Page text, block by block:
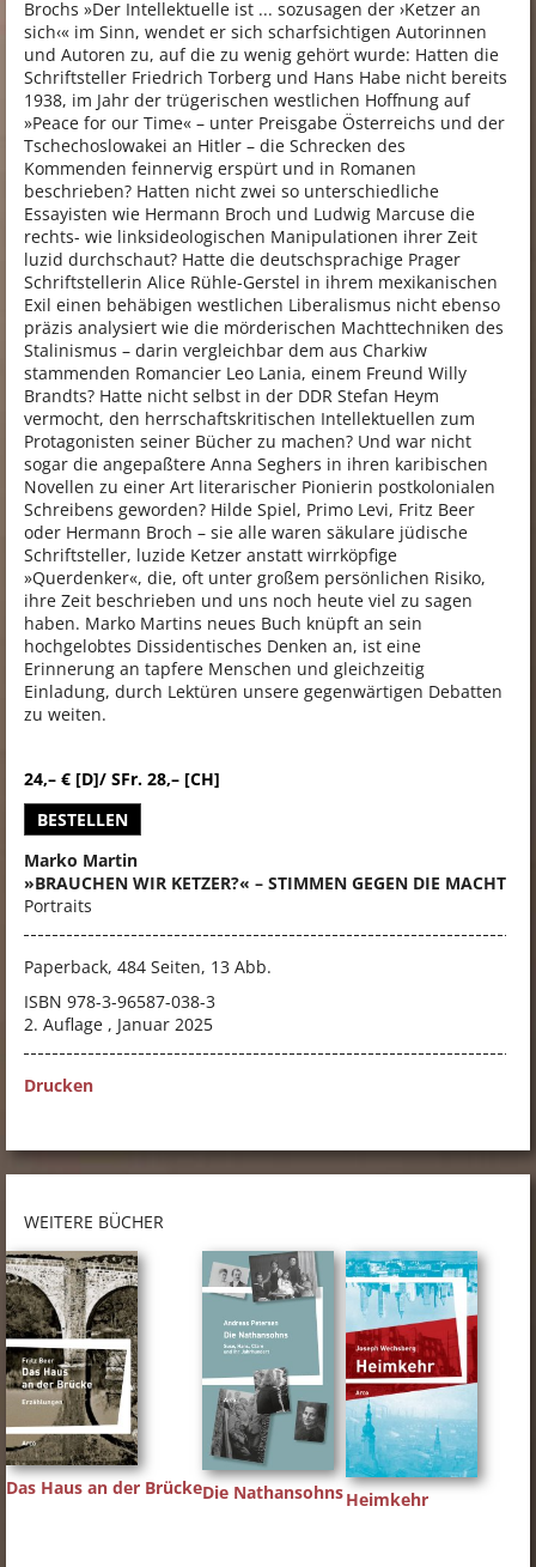
Brochs »Der Intellektuelle ist ... sozusagen der ›Ketzer an
sich‹« im Sinn, wendet er sich scharfsichtigen Autorinnen
und Autoren zu, auf die zu wenig gehört wurde: Hatten die
Schriftsteller Friedrich Torberg und Hans Habe nicht bereits
1938, im Jahr der trügerischen westlichen Hoffnung auf
»Peace for our Time« – unter Preisgabe Österreichs und der
Tschechoslowakei an Hitler – die Schrecken des
Kommenden feinnervig erspürt und in Romanen
beschrieben? Hatten nicht zwei so unterschiedliche
Essayisten wie Hermann Broch und Ludwig Marcuse die
rechts- wie linksideologischen Manipulationen ihrer Zeit
luzid durchschaut? Hatte die deutschsprachige Prager
Schriftstellerin Alice Rühle-Gerstel in ihrem mexikanischen
Exil einen behäbigen westlichen Liberalismus nicht ebenso
präzis analysiert wie die mörderischen Machttechniken des
Stalinismus – darin vergleichbar dem aus Charkiw
stammenden Romancier Leo Lania, einem Freund Willy
Brandts? Hatte nicht selbst in der DDR Stefan Heym
vermocht, den herrschaftskritischen Intellektuellen zum
Protagonisten seiner Bücher zu machen? Und war nicht
sogar die angepaßtere Anna Seghers in ihren karibischen
Novellen zu einer Art literarischer Pionierin postkolonialen
Schreibens geworden? Hilde Spiel, Primo Levi, Fritz Beer
oder Hermann Broch – sie alle waren säkulare jüdische
Schriftsteller, luzide Ketzer anstatt wirrköpfige
»Querdenker«, die, oft unter großem persönlichen Risiko,
ihre Zeit beschrieben und uns noch heute viel zu sagen
haben. Marko Martins neues Buch knüpft an sein
hochgelobtes Dissidentisches Denken an, ist eine
Erinnerung an tapfere Menschen und gleichzeitig
Einladung, durch Lektüren unsere gegenwärtigen Debatten
zu weiten.
24,– € [D]/ SFr. 28,– [CH]
BESTELLEN
Marko Martin
»BRAUCHEN WIR KETZER?« – STIMMEN GEGEN DIE MACHT
Portraits
Paperback, 484 Seiten, 13 Abb.
ISBN 978-3-96587-038-3
2. Auflage , Januar 2025
Drucken
WEITERE BÜCHER
Das Haus an der BrückeDie NathansohnsHeimkehr